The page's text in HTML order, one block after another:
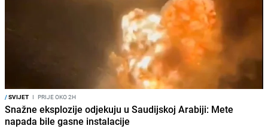
/SVIJET I PRIJE OKO 2H
Snažne eksplozije odjekuju u Saudijskoj Arabiji: Mete
napada bile gasne instalacije